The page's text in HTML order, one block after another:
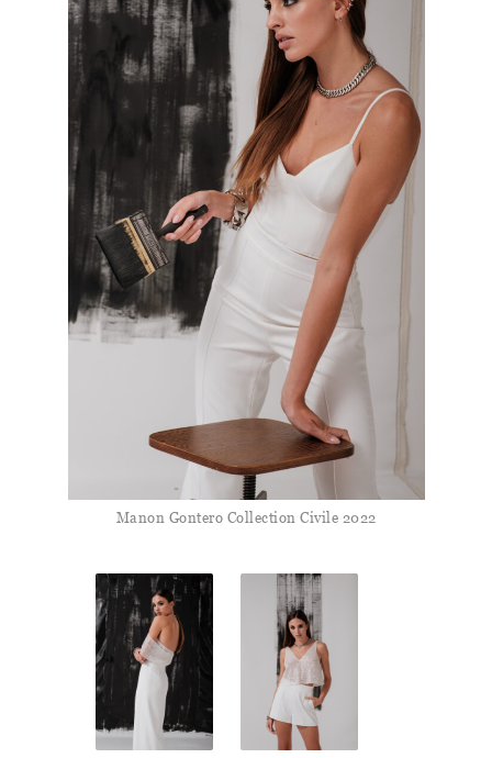
Manon Gontero Collection Civile 2022